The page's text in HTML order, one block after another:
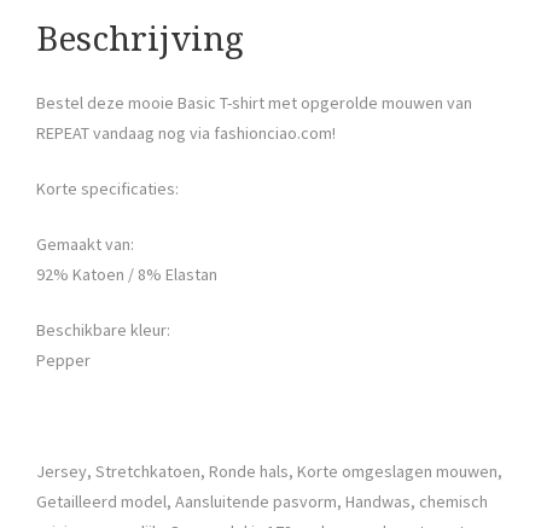
Beschrijving
Bestel deze mooie Basic T-shirt met opgerolde mouwen van
REPEAT vandaag nog via fashionciao.com!
Korte specificaties:
Gemaakt van:
92% Katoen / 8% Elastan
Beschikbare kleur:
Pepper
Jersey, Stretchkatoen, Ronde hals, Korte omgeslagen mouwen,
Getailleerd model, Aansluitende pasvorm, Handwas, chemisch